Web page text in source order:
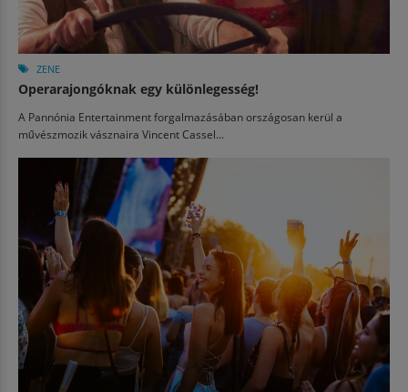
ZENE
Operarajongóknak egy különlegesség!
A Pannónia Entertainment forgalmazásában országosan kerül a
művészmozik vásznaira Vincent Cassel...